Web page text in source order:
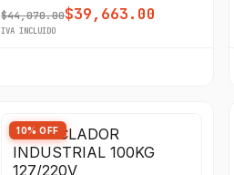
$44,070.00$39,663.00
IVA INCLUIDO
10% OFF